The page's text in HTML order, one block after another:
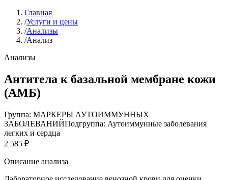
Главная
/Услуги и цены
/Анализы
/Анализ
Анализы
Антитела к базальной мембране кожи
(АМБ)
Группа: МАРКЕРЫ АУТОИММУННЫХ
ЗАБОЛЕВАНИЙПодгруппа: Аутоиммунные заболевания
легких и сердца
2 585 ₽
Описание анализа